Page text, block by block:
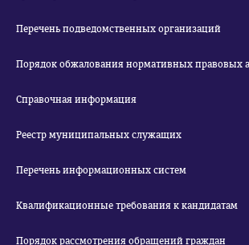
Перечень подведомственных организаций
Порядок обжалования нормативных правовых
Справочная информация
Реестр муниципальных служащих
Перечень информационных систем
Квалификационные требования к кандидатам
Порядок рассмотрения обращений граждан